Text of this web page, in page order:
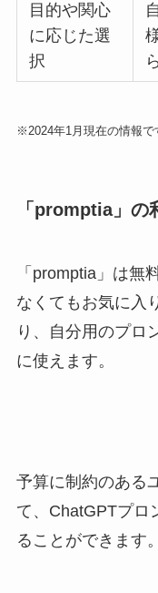
目的や関心
に応じた選
択
※2024年1月現在の情報で
「promptia」の
「promptia」は無
なくてもお気に入
り、自分用のプロ
に使えます。
予算に制約のある
て、ChatGPTプロ
ることができます。